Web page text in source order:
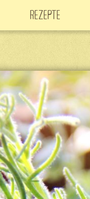
Rezepte
Filme